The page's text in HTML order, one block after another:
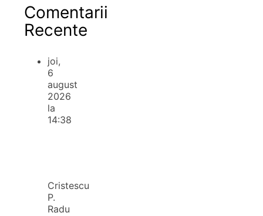
Comentarii
Recente
joi,
6
august
2026
la
14:38
Cristescu
P.
Radu